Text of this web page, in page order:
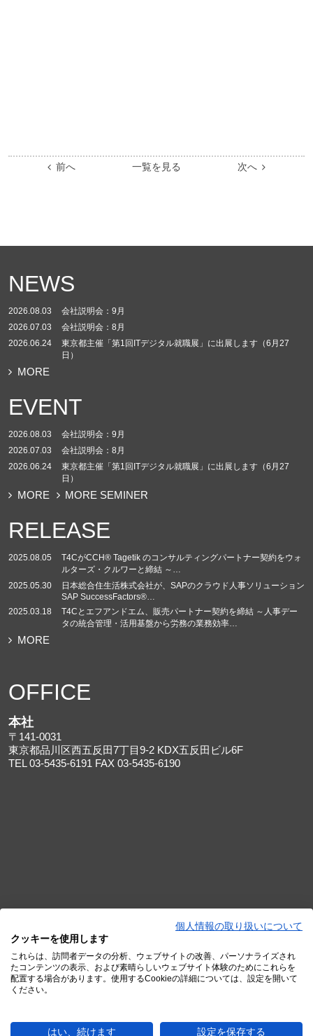
前へ 一覧を見る 次へ
NEWS
2026.08.03
会社説明会：9月
2026.07.03
会社説明会：8月
2026.06.24
東京都主催「第1回ITデジタル就職展」に出展します（6月27
日）
MORE
EVENT
2026.08.03
会社説明会：9月
2026.07.03
会社説明会：8月
2026.06.24
東京都主催「第1回ITデジタル就職展」に出展します（6月27
日）
MORE MORE SEMINER
RELEASE
2025.08.05
T4CがCCH® Tagetik のコンサルティングパートナー契約をウォ
ルターズ・クルワーと締結 ～…
2025.05.30
日本総合住生活株式会社が、SAPのクラウド人事ソリューション
SAP SuccessFactors®…
2025.03.18
T4Cとエフアンドエム、販売パートナー契約を締結 ～人事デー
タの統合管理・活用基盤から労務の業務効率…
MORE
OFFICE
本社
〒141-0031
東京都品川区西五反田7丁目9-2 KDX五反田ビル6F
TEL 03-5435-6191 FAX 03-5435-6190
大阪オフィス
〒530-0013
個人情報の取り扱いについて
クッキーを使用します
これらは、訪問者データの分析、ウェブサイトの改善、パーソナライズされ
たコンテンツの表示、および素晴らしいウェブサイト体験のためにこれらを
配置する場合があります。使用するCookieの詳細については、設定を開いて
ください。
はい、続けます 設定を保存する